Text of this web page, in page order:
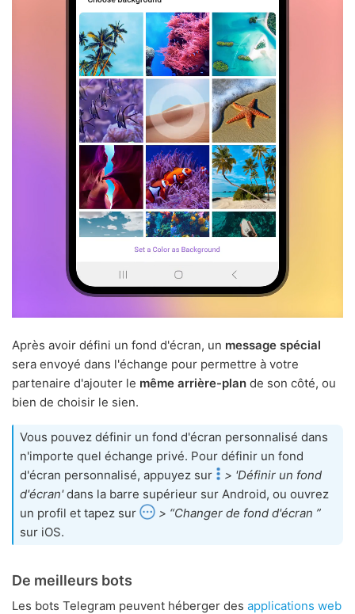
Après avoir défini un fond d'écran, un message spécial
sera envoyé dans l'échange pour permettre à votre
partenaire d'ajouter le même arrière-plan de son côté, ou
bien de choisir le sien.
Vous pouvez définir un fond d'écran personnalisé dans
n'importe quel échange privé. Pour définir un fond
d'écran personnalisé, appuyez sur
> 'Définir un fond
d'écran'dans la barre supérieur sur Android, ou ouvrez
un profil et tapez sur
> “Changer de fond d'écran ”
sur iOS.
De meilleurs bots
Les bots Telegram peuvent héberger des applications web